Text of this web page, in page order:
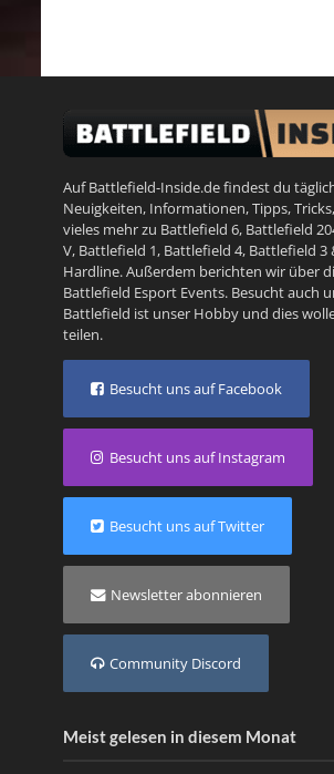
Auf Battlefield-Inside.de findest du
Neuigkeiten, Informationen, Tipps,
vieles mehr zu Battlefield 6, Battlefield
V, Battlefield 1, Battlefield 4, Battlefield 3
Hardline. Außerdem berichten wir über
Battlefield Esport Events. Besucht auch
Battlefield ist unser Hobby und dies
teilen.
Besucht uns auf Facebook
Besucht uns auf Instagram
Besucht uns auf Twitter
Newsletter abonnieren
Community Discord
Meist gelesen in diesem Monat